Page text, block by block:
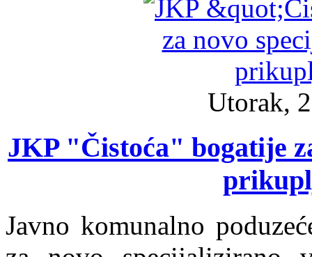
Utorak,
JKP "Čistoća" bogatije
Javno komunalno